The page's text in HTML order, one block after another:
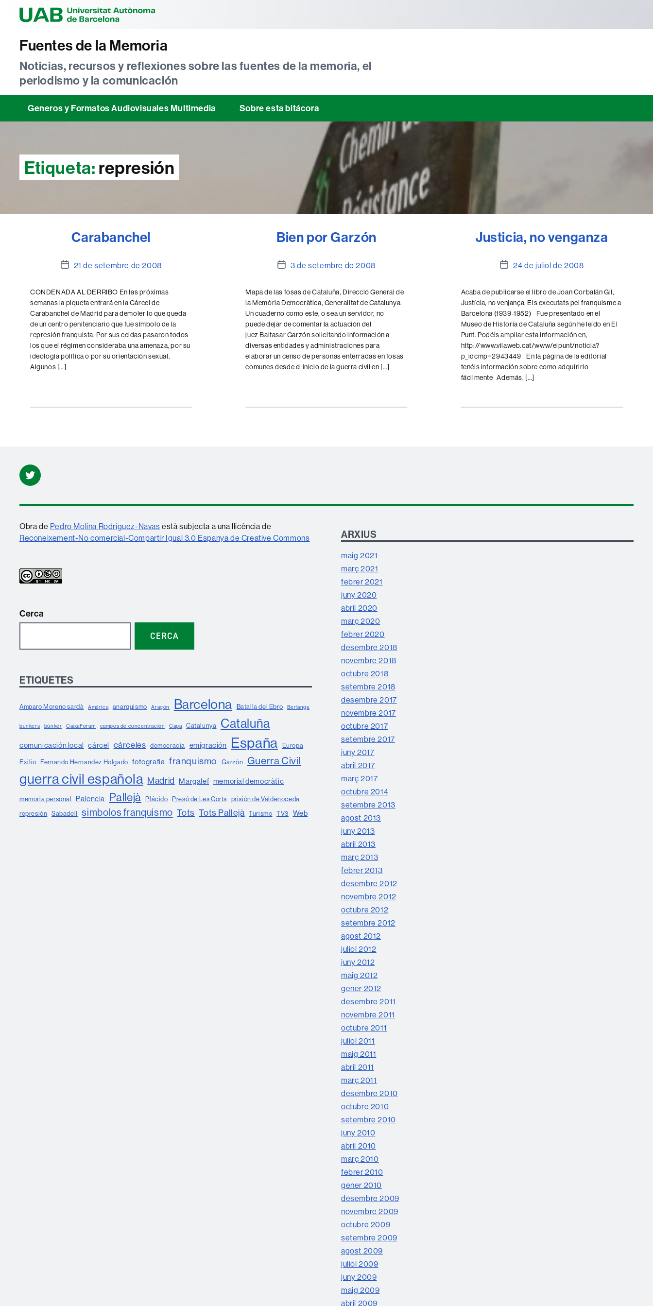
Fuentes de la Memoria
Noticias, recursos y reflexiones sobre las fuentes de la memoria, el
periodismo y la comunicación
Generos y Formatos Audiovisuales Multimedia Sobre esta bitácora
Etiqueta: represión
Carabanchel
Data
l'entrada
21 de setembre de 2008
CONDENADA AL DERRIBO En las próximas
semanas la piqueta entrará en la Cárcel de
Carabanchel de Madrid para demoler lo que queda
de un centro penitenciario que fue símbolo de la
represión franquista. Por sus celdas pasaron todos
los que el régimen consideraba una amenaza, por su
ideología política o por su orientación sexual.
Algunos […]
Bien por Garzón
Data
l'entrada
3 de setembre de 2008
Mapa de las fosas de Cataluña, Direcció General de
la Memòria Democràtica, Generalitat de Catalunya.
Un cuaderno como este, o sea un servidor, no
puede dejar de comentar la actuación del
juez Baltasar Garzón solicitando información a
diversas entidades y administraciones para
elaborar un censo de personas enterradas en fosas
comunes desde el inicio de la guerra civil en […]
Justicia, no venganza
Data
l'entrada
24 de juliol de 2008
Acaba de publicarse el libro de Joan Corbalán Gil,
Justícia, no venjança. Els executats pel franquisme a
Barcelona (1939-1952) Fue presentado en el
Museo de Historia de Cataluña según he leído en El
Punt. Podéis ampliar esta información en,
http://www.vilaweb.cat/www/elpunt/noticia?
p_idcmp=2943449 En la página de la editorial
tenéis información sobre como adquirirlo
fácilmente Además, […]
Twitter
Obra de Pedro Molina Rodríguez-Navas està subjecta a una llicència de
Reconeixement-No comercial-Compartir Igual 3.0 Espanya de Creative Commons
Cerca
CERCA
ETIQUETES
Amparo Moreno sardà América anarquismo Aragón Barcelona Batalla del Ebro Berlanga
bunkers búnker CaixaForum campos de concentración Capa Catalunya Cataluña
comunicación local cárcel cárceles democracia emigración España Europa
Exilio Fernando Hernandez Holgado fotografía franquismo Garzón Guerra Civil
guerra civil española Madrid Margalef memorial democràtic
memoria personal Palencia Pallejà Plácido Presó de Les Corts
prisión de Valdenoceda
represión
Sabadell simbolos franquismo Tots Tots Pallejà Turismo TV3 Web
ARXIUS
maig 2021
març 2021
febrer 2021
juny 2020
abril 2020
març 2020
febrer 2020
desembre 2018
novembre 2018
octubre 2018
setembre 2018
desembre 2017
novembre 2017
octubre 2017
setembre 2017
juny 2017
abril 2017
març 2017
octubre 2014
setembre 2013
agost 2013
juny 2013
abril 2013
març 2013
febrer 2013
desembre 2012
novembre 2012
octubre 2012
setembre 2012
agost 2012
juliol 2012
juny 2012
maig 2012
gener 2012
desembre 2011
novembre 2011
octubre 2011
juliol 2011
maig 2011
abril 2011
març 2011
desembre 2010
octubre 2010
setembre 2010
juny 2010
abril 2010
març 2010
febrer 2010
gener 2010
desembre 2009
novembre 2009
octubre 2009
setembre 2009
agost 2009
juliol 2009
juny 2009
maig 2009
abril 2009